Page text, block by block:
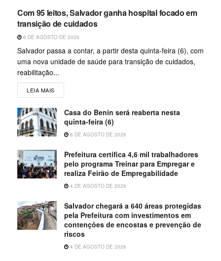
Com 95 leitos, Salvador ganha hospital focado em
transição de cuidados
6 DE AGOSTO DE 2026
Salvador passa a contar, a partir desta quinta-feira (6), com
uma nova unidade de saúde para transição de cuidados,
reabilitação...
LEIA MAIS
Casa do Benin será reaberta nesta
quinta-feira (6)
6 DE AGOSTO DE 2026
Prefeitura certifica 4,6 mil trabalhadores
pelo programa Treinar para Empregar e
realiza Feirão de Empregabilidade
4 DE AGOSTO DE 2026
Salvador chegará a 640 áreas protegidas
pela Prefeitura com investimentos em
contenções de encostas e prevenção de
riscos
4 DE AGOSTO DE 2026